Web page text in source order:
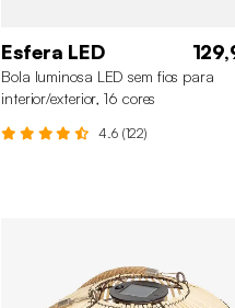
50 cm
Esfera LED
Bola luminosa LED sem fios para
interior/exterior, 16 cores
4.6 (122)